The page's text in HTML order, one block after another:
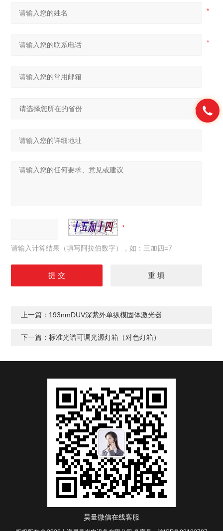
请输入计算结果（填写阿拉伯数字），如：三加四=7
上一篇： 193nmDUV深紫外单纵模固体激光器
下一篇：标准光谱可调光源灯箱（对色灯箱）
昊量微信在线客服